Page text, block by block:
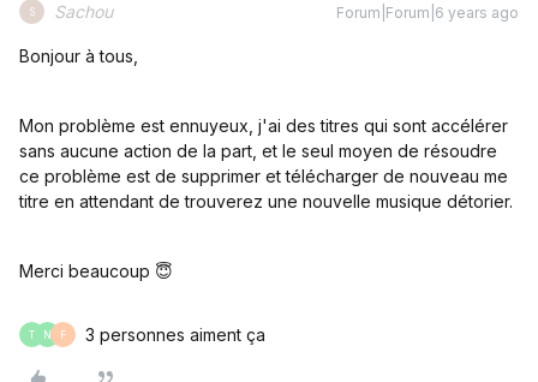
S Sachou Forum|Forum|6 years ago
Bonjour à tous,
Mon problème est ennuyeux, j'ai des titres qui sont accélérer
sans aucune action de la part, et le seul moyen de résoudre
ce problème est de supprimer et télécharger de nouveau me
titre en attendant de trouverez une nouvelle musique détorier.
Merci beaucoup 😇
T N F 3 personnes aiment ça